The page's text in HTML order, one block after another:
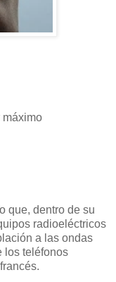
máximo
que, dentro de su
radioeléctricos
a las ondas
los teléfonos